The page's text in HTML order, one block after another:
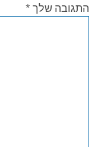
התגובה שלך *